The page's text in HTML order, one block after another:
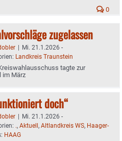
0
zugelassen
| Mi. 21.1.2026 -
Landkreis Traunstein
tagte zur
im März
doch“
| Mi. 21.1.2026 -
., Aktuell, Altlandkreis WS, Haager-
HAAG